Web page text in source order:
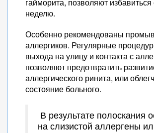
неделю.
Особенно рекомендованы
аллергиков. Регулярные
выхода на улицу и контакта с
позволяют предотвратить
аллергического ринита, или
состояние больного.
В результате полоскания
на слизистой аллергены